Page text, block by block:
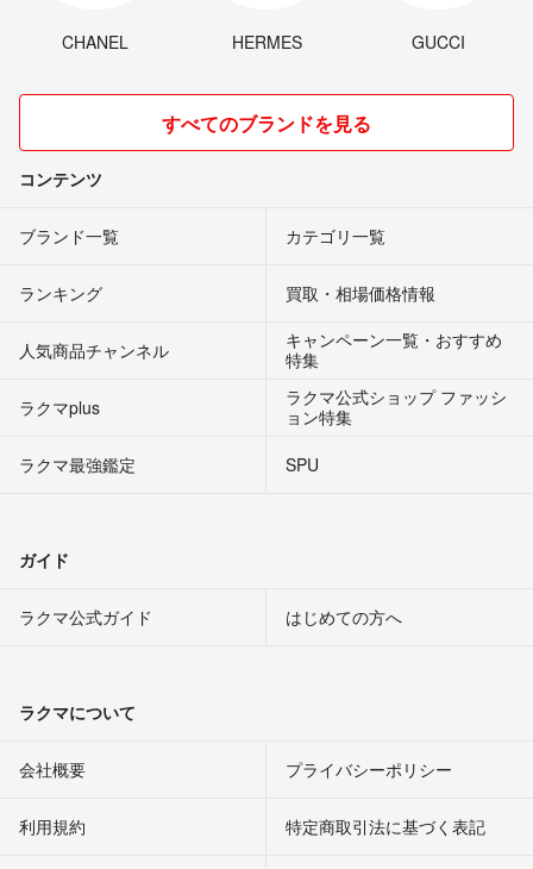
CHANEL HERMES GUCCI
すべてのブランドを見る
コンテンツ
ブランド一覧 カテゴリ一覧
ランキング 買取・相場価格情報
人気商品チャンネル
キャンペーン一覧・おすすめ
特集
ラクマplus
ラクマ公式ショップ ファッシ
ョン特集
ラクマ最強鑑定
SPU
ガイド
ラクマ公式ガイド はじめての方へ
ラクマについて
会社概要 プライバシーポリシー
利用規約 特定商取引法に基づく表記